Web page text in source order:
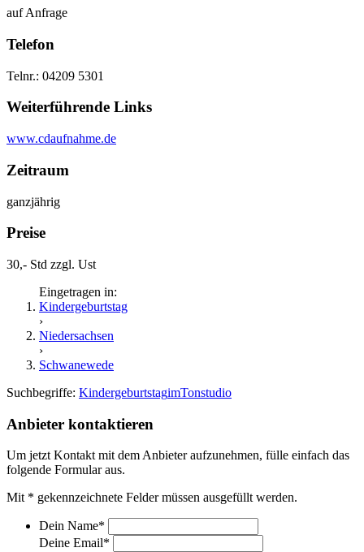
auf Anfrage
Telefon
Telnr.: 04209 5301
Weiterführende Links
www.cdaufnahme.de
Zeitraum
ganzjährig
Preise
30,- Std zzgl. Ust
Eingetragen in:
Kindergeburtstag
›
Niedersachsen
›
Schwanewede
Suchbegriffe: KindergeburtstagimTonstudio
Anbieter kontaktieren
Um jetzt Kontakt mit dem Anbieter aufzunehmen, fülle einfach das
folgende Formular aus.
Mit * gekennzeichnete Felder müssen ausgefüllt werden.
Dein Name*
Deine Email*